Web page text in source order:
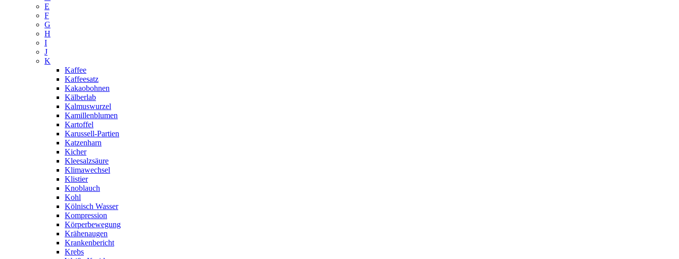
E
F
G
H
I
J
K
Kaffee
Kaffeesatz
Kakaobohnen
Kälberlab
Kalmuswurzel
Kamillenblumen
Kartoffel
Karussell-Partien
Katzenharn
Kicher
Kleesalzsäure
Klimawechsel
Klistier
Knoblauch
Kohl
Kölnisch Wasser
Kompression
Körperbewegung
Krähenaugen
Krankenbericht
Krebs